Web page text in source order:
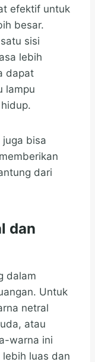
efektif untuk
besar.
sisi
lebih
dapat
lampu
juga bisa
dari
dan
dalam
Untuk
netral
atau
warna ini
luas dan